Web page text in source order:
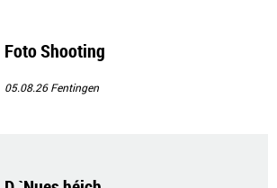
Foto Shooting
05.08.26Fentingen